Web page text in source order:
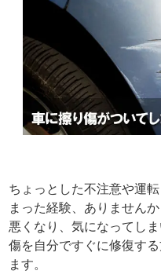
ちょっとした不注意や運
まった経験、ありません
悪くなり、気になってし
傷を自分ですぐに修復す
ます。